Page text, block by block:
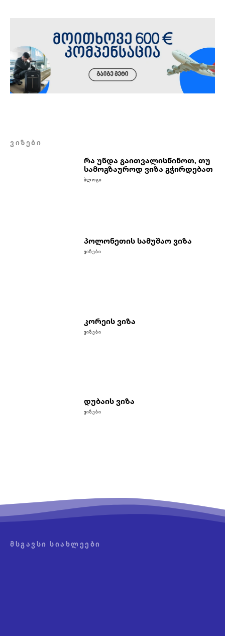
ᲕᲘᲖᲔᲑᲘ
რა უნდა გაითვალისწინოთ, თუ
სამოგზაუროდ ვიზა გჭირდებათ
ᲑᲚᲝᲒᲘ
პოლონეთის სამუშაო ვიზა
ᲕᲘᲖᲔᲑᲘ
კორეის ვიზა
ᲕᲘᲖᲔᲑᲘ
დუბაის ვიზა
ᲕᲘᲖᲔᲑᲘ
ᲛᲡᲒᲐᲕᲡᲘ ᲡᲘᲐᲮᲚᲔᲔᲑᲘ